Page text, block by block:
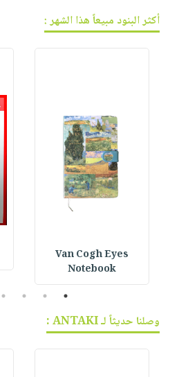
أكثر البنود مبيعاً هذا الشهر :
Van Cogh Eyes
Notebook
1
2
3
4
وصلنا حديثاً لـ ANTAKI :